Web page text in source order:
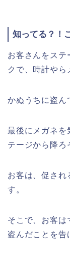
知ってる？！
お客さんをステ
クで、時計やら
かぬうちに盗ん
最後にメガネを
テージから降ろ
お客は、促され
す。
そこで、お客は
盗んだことを告